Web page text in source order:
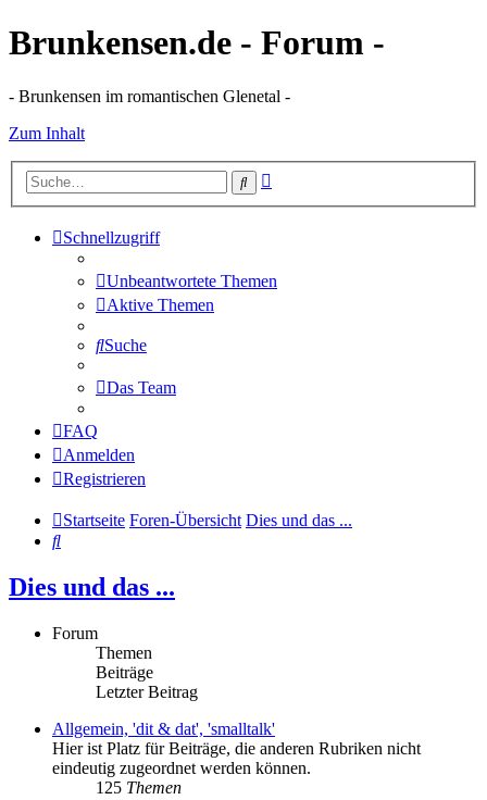
Brunkensen.de - Forum -
- Brunkensen im romantischen Glenetal -
Zum Inhalt
Suche
Schnellzugriff
Unbeantwortete Themen
Aktive Themen
Suche
Das Team
FAQ
Anmelden
Registrieren
Startseite Foren-Übersicht Dies und das ...
Suche
Dies und das ...
Forum
Themen
Beiträge
Letzter Beitrag
Allgemein, 'dit & dat', 'smalltalk'
Hier ist Platz für Beiträge, die anderen Rubriken nicht
eindeutig zugeordnet werden können.
125 Themen